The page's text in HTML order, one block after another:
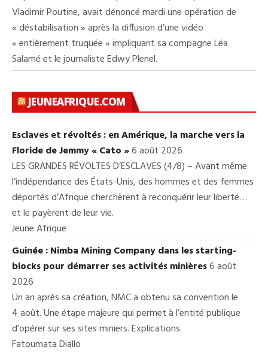
Vladimir Poutine, avait dénoncé mardi une opération de
« déstabilisation » après la diffusion d’une vidéo
« entièrement truquée » impliquant sa compagne Léa
Salamé et le journaliste Edwy Plenel.
JEUNEAFRIQUE.COM
Esclaves et révoltés : en Amérique, la marche vers la
Floride de Jemmy « Cato »6 août 2026
LES GRANDES RÉVOLTES D’ESCLAVES (4/8) – Avant même
l’indépendance des États-Unis, des hommes et des femmes
déportés d’Afrique cherchèrent à reconquérir leur liberté…
et le payèrent de leur vie.
Jeune Afrique
Guinée : Nimba Mining Company dans les starting-
blocks pour démarrer ses activités minières6 août
2026
Un an après sa création, NMC a obtenu sa convention le
4 août. Une étape majeure qui permet à l’entité publique
d’opérer sur ses sites miniers. Explications.
Fatoumata Diallo